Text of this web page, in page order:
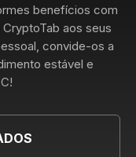
benefícios com
aos seus
convide-os a
estável e